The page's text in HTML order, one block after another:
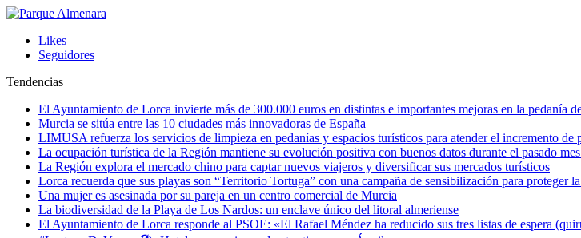
Likes
Seguidores
Tendencias
El Ayuntamiento de Lorca invierte más de 300.000 euros en distintas e importantes mejoras en la pedanía
Murcia se sitúa entre las 10 ciudades más innovadoras de España
LIMUSA refuerza los servicios de limpieza en pedanías y espacios turísticos para atender el incremento de
La ocupación turística de la Región mantiene su evolución positiva con buenos datos durante el pasado
La Región explora el mercado chino para captar nuevos viajeros y diversificar sus mercados turísticos
Lorca recuerda que sus playas son “Territorio Tortuga” con una campaña de sensibilización para proteger
Una mujer es asesinada por su pareja en un centro comercial de Murcia
La biodiversidad de la Playa de Los Nardos: un enclave único del litoral almeriense
El Ayuntamiento de Lorca responde al PSOE: «El Rafael Méndez ha reducido sus tres listas de espera